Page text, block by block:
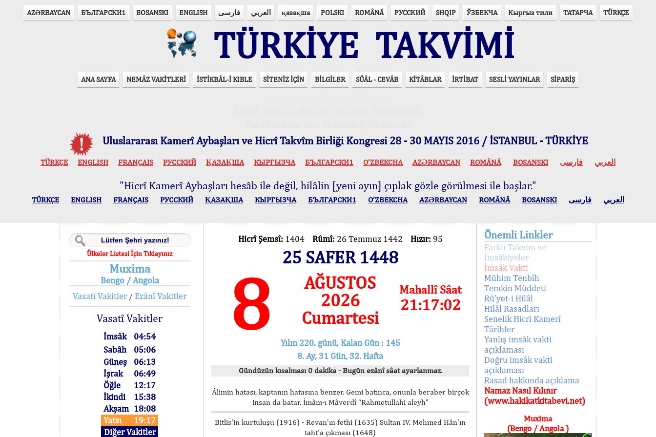
AZӘRBAYCAN БЪЛГАРСКИ1 BOSANSKI ENGLISH فارسی العربي қазақша POLSKI ROMÂNĂ РУССКИЙ SHQIP ЎЗБЕКЧА Кыргыз тили ТАТАРЧА TÜRKÇE
TÜRKİYE TAKVİMİ
ANA SAYFA NEMÂZ VAKİTLERİ İSTİKBÂL-İ KIBLE SİTENİZ İÇİN BİLGİLER SÜÂL - CEVÂB KİTÂBLAR İRTİBAT SESLİ YAYINLAR SİPARİŞ
Uluslararası Kamerî Aybaşları ve Hicrî Takvîm Birliği Kongresi 28 - 30 MAYIS 2016 / İSTANBUL - TÜRKİYE
TÜRKÇE ENGLISH FRANÇAIS РУССКИЙ ҚАЗАҚША КЫPГЫЗЧA БЪЛГАРСКИ1 O’ZBEKCHA AZӘRBAYCAN ROMÂNĂ BOSANSKI العربي فارسی
"Hicrî Kamerî Aybaşları hesâb ile değil, hilâlin [yeni ayın] çıplak gözle görülmesi ile başlar."
TÜRKÇE ENGLISH FRANÇAIS РУССКИЙ ҚАЗАҚША КЫPГЫЗЧA БЪЛГАРСКИ1 O’ZBEKCHA AZӘRBAYCAN ROMÂNĂ BOSANSKI العربي فارسی
Ülkeler Listesi İçin Tıklayınız
Muxima
Bengo / Angola
Vasatî Vakitler/ Ezânî Vakitler
Vasatî Vakitler
İmsâk
04:54
Sabâh
05:06
Güneş
06:13
İşrak
06:49
Öğle
12:17
İkindi
15:38
Akşam 18:08
Yatsı
19:17
Diğer Vakitler
Hicrî Şemsî: 1404 Rûmî: 26 Temmuz 1442 Hızır: 95
25 SAFER 1448
8
AĞUSTOS
2026
Cumartesi
Mahallî Sâat
21:17:02
Yılın 220. günü, Kalan Gün : 145
8. Ay, 31 Gün, 32. Hafta
Gündüzün kısalması 0 dakika - Bugün ezânî sâat ayarlanmaz.
Âlimin hatası, kaptanın hatasına benzer. Gemi batınca, onunla beraber birçok
insan da batar. İmâm-ı Mâverdî “Rahmetullahi aleyh”
Bitlis’in kurtuluşu (1916) - Revan’ın fethi (1635) Sultan IV. Mehmed Hân’ın
taht’a çıkması (1648)
Önemli Linkler
Farklı Takvim ve
İmsâkiyeler
İmsâk Vakti
Mühim Tenbîh
Temkin Müddeti
Rü'yet-i Hilâl
Hilâl Rasadları
Senelik Hicrî Kamerî
Târîhler
Yanlış imsâk vakti
açıklaması
Doğru imsâk vakti
açıklaması
Rasad hakkında açıklama
Namaz Nasıl Kılınır
(www.hakikatkitabevi.net)
Muxima
(Bengo / Angola )